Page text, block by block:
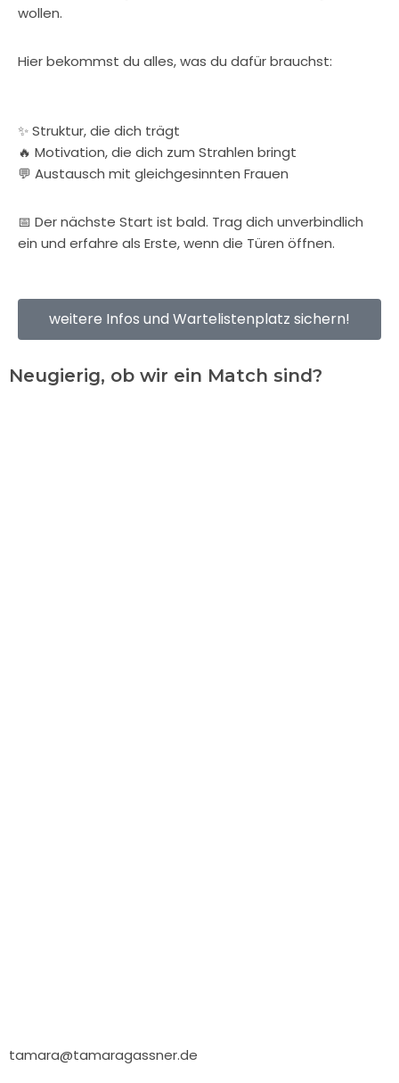
wollen.
Hier bekommst du alles, was du dafür brauchst:
✨ Struktur, die dich trägt
🔥 Motivation, die dich zum Strahlen bringt
💬 Austausch mit gleichgesinnten Frauen
📅 Der nächste Start ist bald. Trag dich unverbindlich
ein und erfahre als Erste, wenn die Türen öffnen.
weitere Infos und Wartelistenplatz sichern!
Neugierig, ob wir ein Match sind?
tamara@tamaragassner.de